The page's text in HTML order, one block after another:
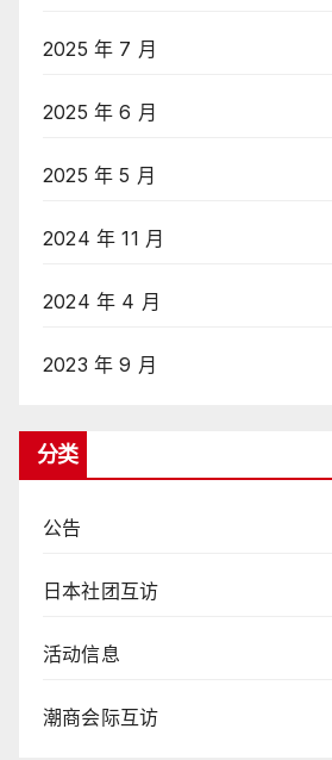
2025 年 7 月
2025 年 6 月
2025 年 5 月
2024 年 11 月
2024 年 4 月
2023 年 9 月
分类
公告
日本社团互访
活动信息
潮商会际互访